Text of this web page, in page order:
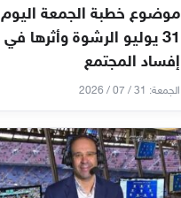
موضوع خطبة الجمعة اليوم
31 يوليو الرشوة وأثرها في
إفساد المجتمع
الجمعة: 31 / 07 / 2026